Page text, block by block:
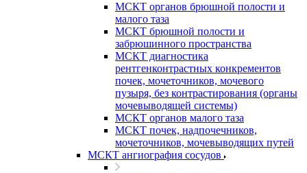
МСКТ органов брюшной полости и
малого таза
МСКТ брюшной полости и
забрюшинного пространства
МСКТ диагностика
рентгенконтрастных конкрементов
почек, мочеточников, мочевого
пузыря, без контрастирования (органы
мочевыводящей системы)
МСКТ органов малого таза
МСКТ почек, надпочечников,
мочеточников, мочевыводящих путей
МСКТ ангиография сосудов